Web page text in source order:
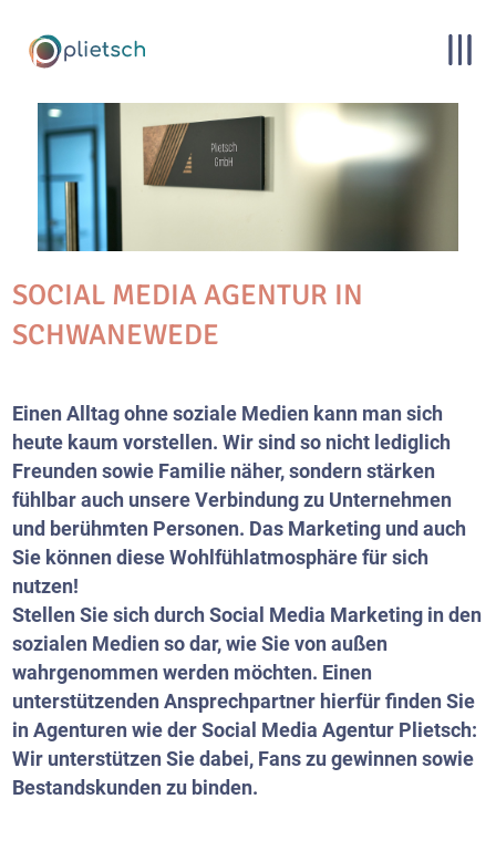
SOCIAL MEDIA AGENTUR IN
SCHWANEWEDE
Einen Alltag ohne soziale Medien kann man sich
heute kaum vorstellen. Wir sind so nicht lediglich
Freunden sowie Familie näher, sondern stärken
fühlbar auch unsere Verbindung zu Unternehmen
und berühmten Personen. Das Marketing und auch
Sie können diese Wohlfühlatmosphäre für sich
nutzen!
Stellen Sie sich durch Social Media Marketing in den
sozialen Medien so dar, wie Sie von außen
wahrgenommen werden möchten. Einen
unterstützenden Ansprechpartner hierfür finden Sie
in Agenturen wie der Social Media Agentur Plietsch:
Wir unterstützen Sie dabei, Fans zu gewinnen sowie
Bestandskunden zu binden.